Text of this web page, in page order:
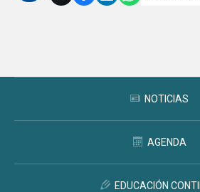
NOTICIAS
AGENDA
EDUCACIÓN